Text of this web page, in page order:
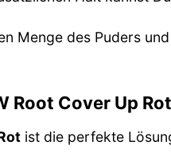
Menge des Puders
Root Cover Up
ist die perfekte